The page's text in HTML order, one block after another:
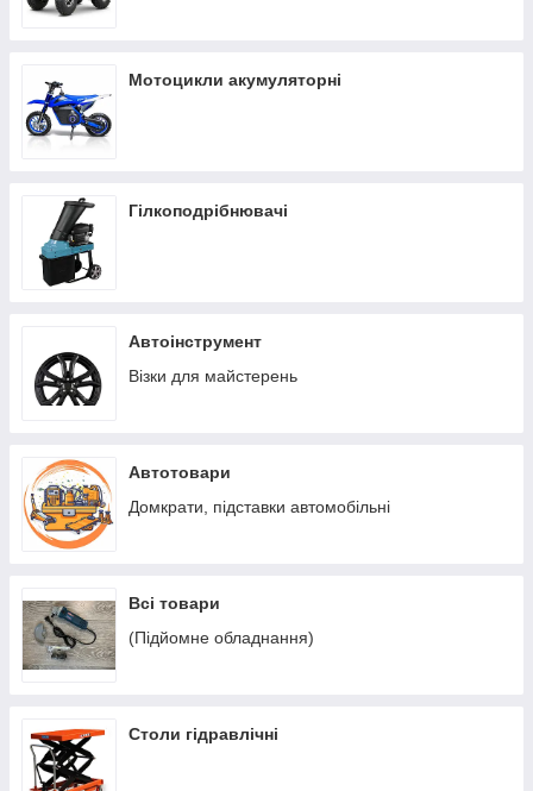
Мотоцикли акумуляторні
Гілкоподрібнювачі
Автоінструмент
Візки для майстерень
Автотовари
Домкрати, підставки автомобільні
Всі товари
(Підйомне обладнання)
Столи гідравлічні